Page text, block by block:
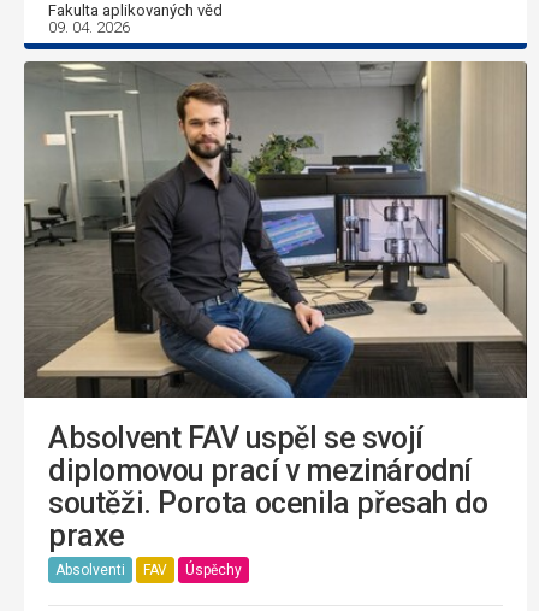
Fakulta aplikovaných věd
09. 04. 2026
Absolvent FAV uspěl se svojí
diplomovou prací v mezinárodní
soutěži. Porota ocenila přesah do
praxe
Absolventi FAV Úspěchy